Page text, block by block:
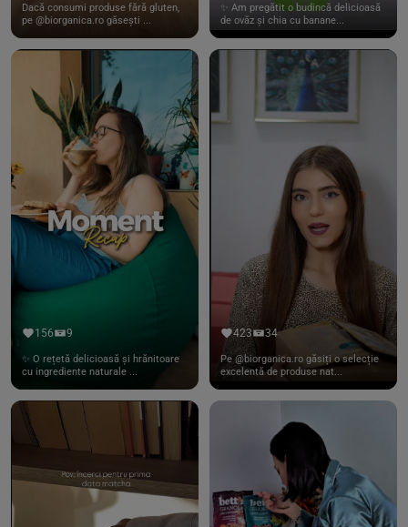
Dacă consumi produse fără gluten,
pe @biorganica.ro găsești ...
✨ Am pregătit o budincă delicioasă
de ovăz și chia cu banane...
156 9
✨ O rețetă delicioasă și hrănitoare
cu ingrediente naturale ...
423 34
Pe @biorganica.ro găsiți o selecție
excelentă de produse nat...